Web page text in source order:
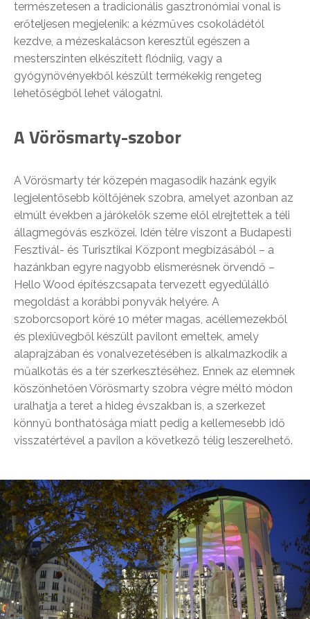
természetesen a tradicionális gasztronómiai vonal is
erőteljesen megjelenik: a kézműves csokoládétól
kezdve, a mézeskalácson keresztül egészen a
mesterszinten elkészített flódniig, vagy a
gyógynövényekből készült termékekig rengeteg
lehetőségből lehet válogatni.
A Vörösmarty-szobor
A Vörösmarty tér közepén magasodik hazánk egyik
legjelentősebb költőjének szobra, amelyet azonban az
elmúlt években a járókelők szeme elől elrejtettek a téli
állagmegóvás eszközei. Idén télre viszont a Budapesti
Fesztivál- és Turisztikai Központ megbízásából – a
hazánkban egyre nagyobb elismerésnek örvendő –
Hello Wood építészcsapata tervezett egyedülálló
megoldást a korábbi ponyvák helyére. A
szoborcsoport köré 10 méter magas, acéllemezekből
és plexiüvegből készült pavilont emeltek, amely
alaprajzában és vonalvezetésében is alkalmazkodik a
műalkotás és a tér szerkesztéséhez. Ennek az elemnek
köszönhetően Vörösmarty szobra végre méltó módon
uralhatja a teret a hideg évszakban is, a szerkezet
könnyű bonthatósága miatt pedig a kellemesebb idő
visszatértével a pavilon a következő télig leszerelhető.